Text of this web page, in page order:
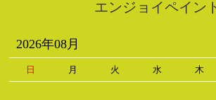
エンジョイペイン
2026年08月
日 月 火 水 木